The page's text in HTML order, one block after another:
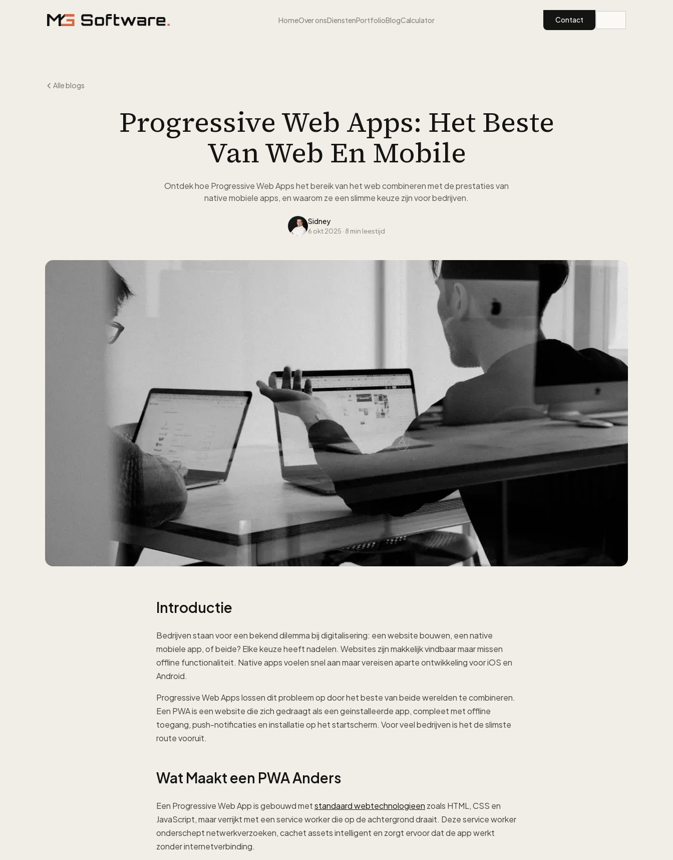
HomeOver onsDienstenPortfolioBlogCalculator Contact
Alle blogs
Progressive Web Apps: Het Beste
Van Web En Mobile
Ontdek hoe Progressive Web Apps het bereik van het web combineren met de prestaties van
native mobiele apps, en waarom ze een slimme keuze zijn voor bedrijven.
Sidney
6 okt 2025 · 8 min leestijd
Introductie
Bedrijven staan voor een bekend dilemma bij digitalisering: een website bouwen, een native
mobiele app, of beide? Elke keuze heeft nadelen. Websites zijn makkelijk vindbaar maar missen
offline functionaliteit. Native apps voelen snel aan maar vereisen aparte ontwikkeling voor iOS en
Android.
Progressive Web Apps lossen dit probleem op door het beste van beide werelden te combineren.
Een PWA is een website die zich gedraagt als een geinstalleerde app, compleet met offline
toegang, push-notificaties en installatie op het startscherm. Voor veel bedrijven is het de slimste
route vooruit.
Wat Maakt een PWA Anders
Een Progressive Web App is gebouwd metstandaard webtechnologieen zoals HTML, CSS en
JavaScript, maar verrijkt met een service worker die op de achtergrond draait. Deze service worker
onderschept netwerkverzoeken, cachet assets intelligent en zorgt ervoor dat de app werkt
zonder internetverbinding.